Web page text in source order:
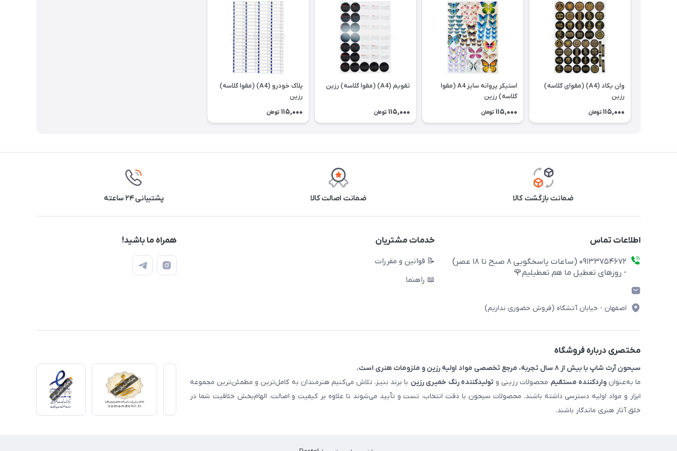
وان یکاد (A4) (مقوای گلاسه)
رزین
115,000 تومان
استیکر پروانه سایز A4 (مقوا
گلاسه) رزین
115,000 تومان
تقویم (A4) (مقوا گلاسه) رزین
115,000 تومان
پلاک خودرو (A4) (مقوا گلاسه)
رزین
115,000 تومان
ضمانت بازگشت کالا ضمانت اصالت کالا پشتیبانی ۲۴ ساعته
اطلاعات تماس
09133754672 (ساعات پاسخگویی ۸ صبح تا ۱۸ عصر)
- روزهای تعطیل ما هم تعطیلیم🌹
اصفهان - خیابان آتشگاه (فروش حضوری نداریم)
خدمات مشتریان
📝 قوانین و مقررات
📖 راهنما
همراه ما باشید!
مختصری درباره فروشگاه
سیحون آرت شاپ با بیش از ۸ سال تجربه، مرجع تخصصی مواد اولیه رزین و ملزومات هنری است.
ما به‌عنوانواردکننده مستقیم محصولات رزینی و تولیدکننده رنگ خمیری رزین با برند بنیـز، تلاش می‌کنیم هنرمندان به کامل‌ترین و مطمئن‌ترین مجموعه
ابزار و مواد اولیه دسترسی داشته باشند. محصولات سیحون با دقت انتخاب، تست و تأیید می‌شوند تا علاوه بر کیفیت و اصالت، الهام‌بخش خلاقیت شما در
خلق آثار هنری ماندگار باشند.